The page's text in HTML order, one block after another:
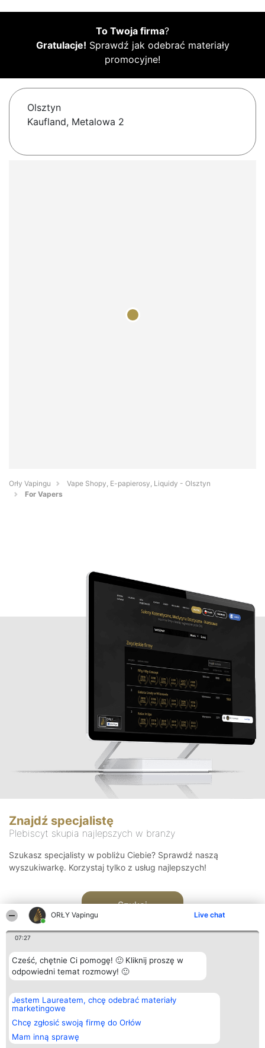
ORŁY Vapingu Live chat
07:27
Cześć, chętnie Ci pomogę! 🙂 Kliknij proszę w
odpowiedni temat rozmowy! 🙂
Jestem Laureatem, chcę odebrać materiały
marketingowe
Chcę zgłosić swoją firmę do Orłów
Mam inną sprawę
To Twoja firma?
Gratulacje! Sprawdź jak odebrać materiały
promocyjne!
Olsztyn
Kaufland, Metalowa 2
Orły Vapingu
Vape Shopy, E-papierosy, Liquidy - Olsztyn
For Vapers
Znajdź specjalistę
Plebiscyt skupia najlepszych w branży
Szukasz specjalisty w pobliżu Ciebie? Sprawdź naszą
wyszukiwarkę. Korzystaj tylko z usług najlepszych!
Szukaj
Organizator plebiscytu
Bright Side Solutions sp. z o.
o. sp. k.
ul. Ruska 22
Wrocław 50-079
KRS 0000749100 | Regon
381313360 | NIP 8943132676
Plebiscyt
Laureaci
wszystkich
Laureatów
Regulamin
Kontakt
Kontakt